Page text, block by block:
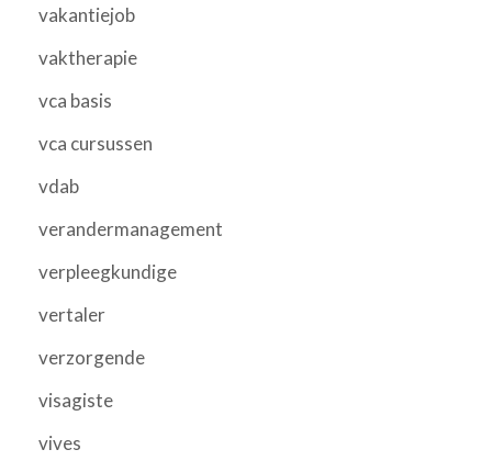
vakantiejob
vaktherapie
vca basis
vca cursussen
vdab
verandermanagement
verpleegkundige
vertaler
verzorgende
visagiste
vives